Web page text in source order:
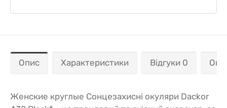
Опис Характеристики Відгуки 0
Женские круглые Сонцезахисні окуляри Dackor